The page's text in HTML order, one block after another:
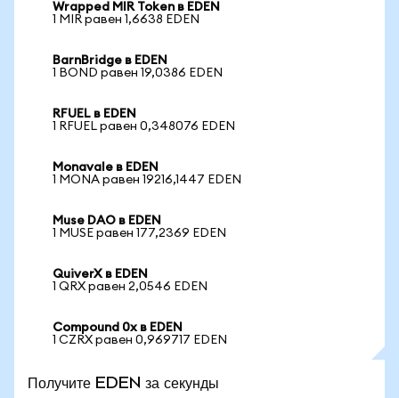
Wrapped MIR Token в EDEN
1 MIR равен 1,6638 EDEN
BarnBridge в EDEN
1 BOND равен 19,0386 EDEN
RFUEL в EDEN
1 RFUEL равен 0,348076 EDEN
Monavale в EDEN
1 MONA равен 19216,1447 EDEN
Muse DAO в EDEN
1 MUSE равен 177,2369 EDEN
QuiverX в EDEN
1 QRX равен 2,0546 EDEN
Compound 0x в EDEN
1 CZRX равен 0,969717 EDEN
Получите EDEN за секунды